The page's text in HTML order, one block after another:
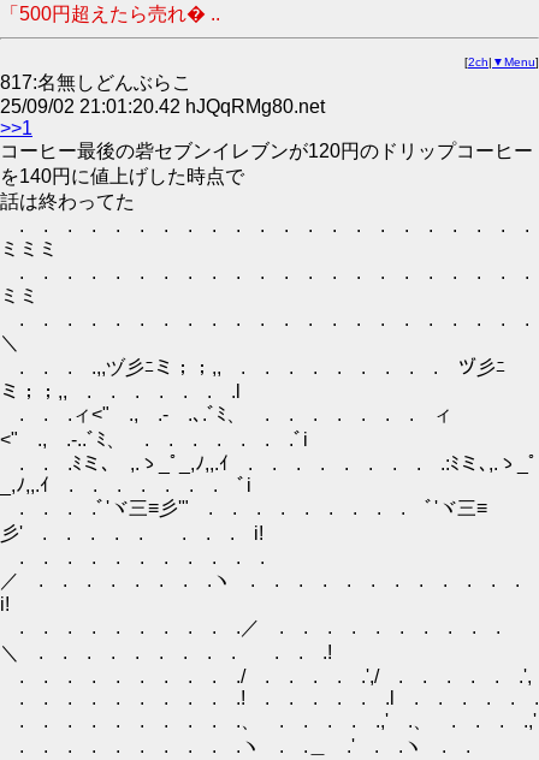
「500円超えたら売れ� ..
[2ch| ▼Menu]
817:名無しどんぶらこ
25/09/02 21:01:20.42 hJQqRMg80.net
>>1
コーヒー最後の砦セブンイレブンが120円のドリップコーヒー
を140円に値上げした時点で
話は終わってた
. . . . . . . . . . . . . . . . . . . . . .
ミミミ
. . . . . . . . . . . . . . . . . . . . . .
ミミ
. . . . . . . . . . . . . . . . . . . . . .
＼
. . . .,,ヅ彡ﾆミ；；,, . . . . . . . . . ヅ彡ﾆ
ミ；；,, . . . . . . .l
. . .ィ<" ., .‐ .､.ﾞﾐ、 . . . . . . . ィ
<" ., .‐..ﾞﾐ、 . . . . . . .ﾞi
. . .ﾐミ､ ,.ゝ_ﾟ_,ﾉ,,.ｲ . . . . . . . . .:ﾐミ､,.ゝ_ﾟ
_,ﾉ,,.ｲ . . . . . . . ﾞi
. . . .ﾞ'ヾ三≡彡'" . . . . . . . . . ﾞ'ヾ三≡
彡' . . . . . . . . i!
. . . . . . . . . . .
／ . . . . . . . .ヽ . . . . . . . . . . .
i!
. . . . . . . . . .／ . . . . . . . . . .
＼ . . . . . . . . . . . .!
. . . . . . . . . ./ . . . . .',/ . . . . .
. . . . . . . . . .! . . . . . .l . . . . .
. . . . . . . . . .、 . . . . .,' .、 . . .
. . . . . . . . . .ヽ . .＿ .' . .ヽ . .